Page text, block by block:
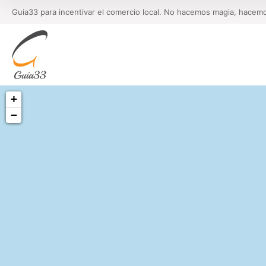
Guia33 para incentivar el comercio local. No hacemos magia,
+
−